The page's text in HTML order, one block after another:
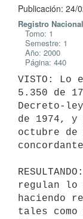
Publicación: 24/
Registro
Tomo: 1
Semestre: 1
Año: 2000
Página: 440
VISTO: Lo
5.350 de
Decreto-
de 1974, y
octubre de
regulan lo
haciendo
tales